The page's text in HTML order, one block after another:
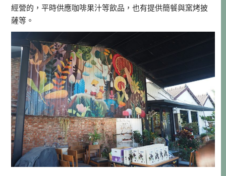
經營的，平時供應咖啡果汁等飲品，也有提供簡餐與窯烤披
薩等。